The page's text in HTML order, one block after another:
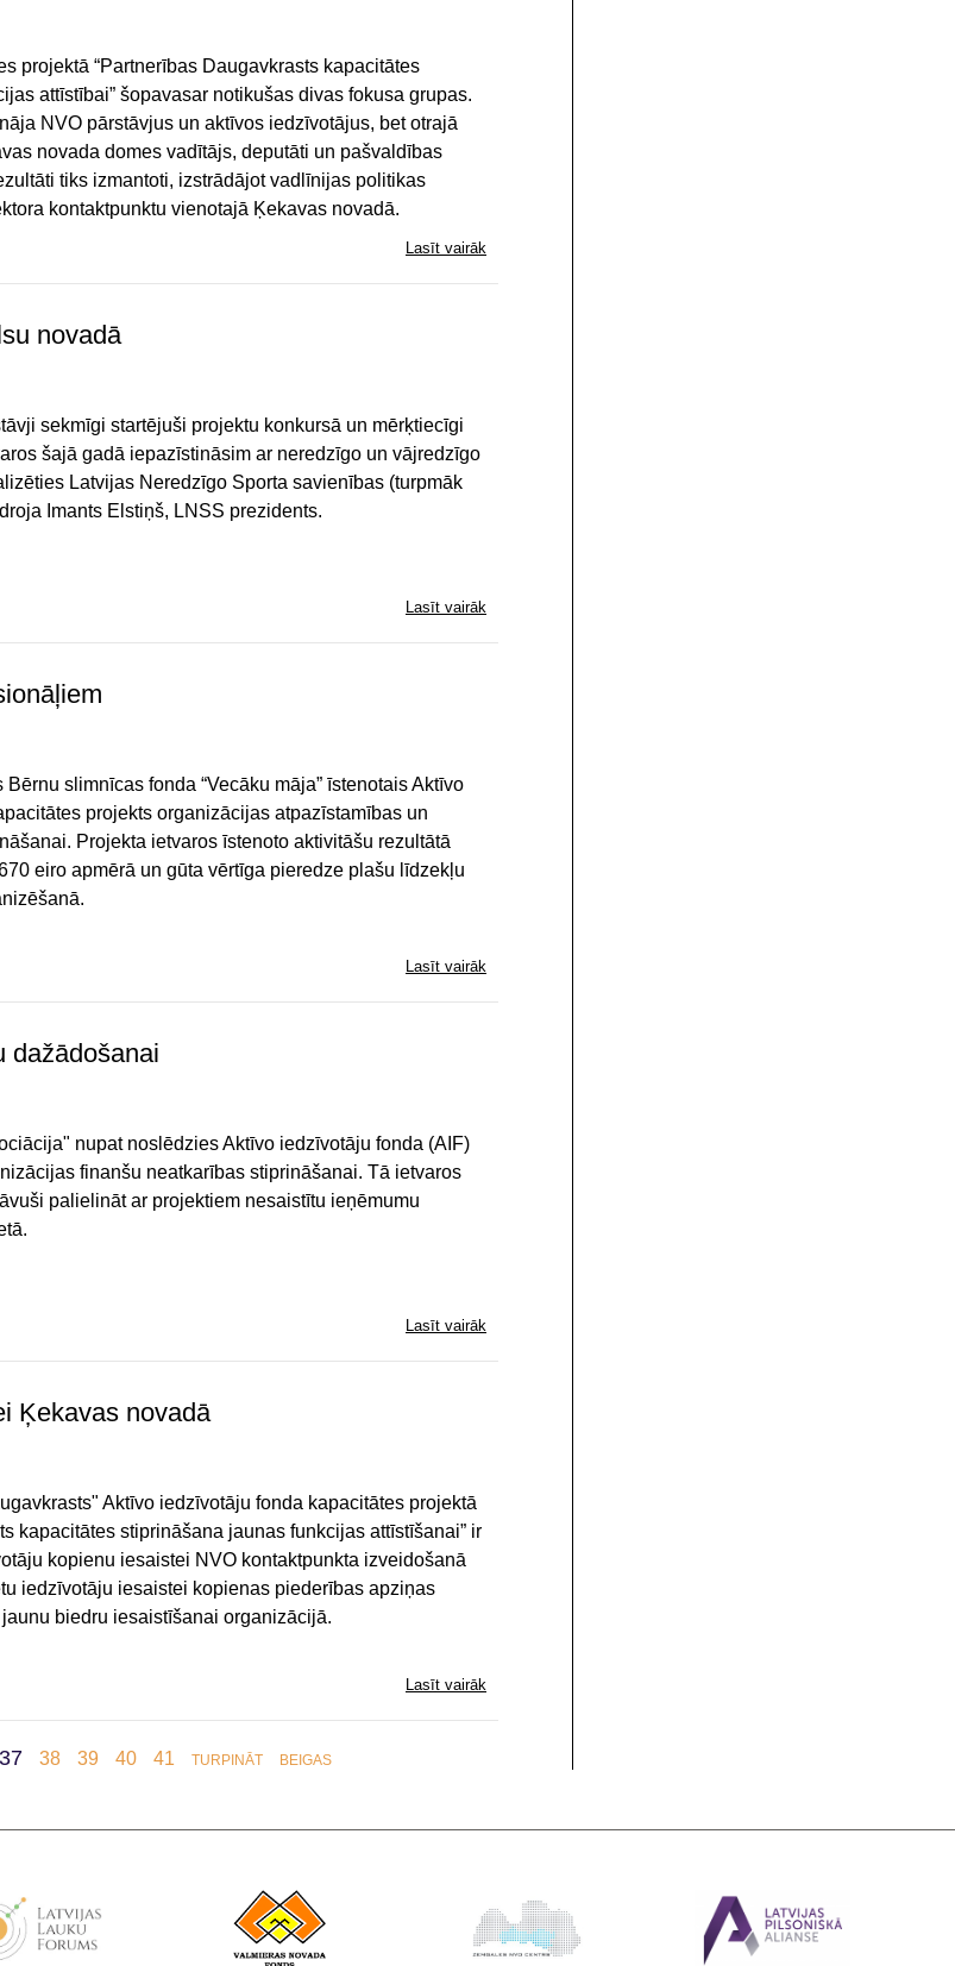
projektā “Partnerības Daugavkrasts kapacitātes
attīstībai” šopavasar notikušas divas fokusa grupas.
NVO pārstāvjus un aktīvos iedzīvotājus, bet otrajā
novada domes vadītājs, deputāti un pašvaldības
tiks izmantoti, izstrādājot vadlīnijas politikas
kontaktpunktu vienotajā Ķekavas novadā.
Lasīt vairāk
novadā
sekmīgi startējuši projektu konkursā un mērķtiecīgi
šajā gadā iepazīstināsim ar neredzīgo un vājredzīgo
Latvijas Neredzīgo Sporta savienības (turpmāk
Imants Elstiņš, LNSS prezidents.
Lasīt vairāk
slimnīcas fonda “Vecāku māja” īstenotais Aktīvo
projekts organizācijas atpazīstamības un
Projekta ietvaros īstenoto aktivitāšu rezultātā
eiro apmērā un gūta vērtīga pieredze plašu līdzekļu
Lasīt vairāk
dažādošanai
nupat noslēdzies Aktīvo iedzīvotāju fonda (AIF)
finanšu neatkarības stiprināšanai. Tā ietvaros
palielināt ar projektiem nesaistītu ieņēmumu
Lasīt vairāk
Ķekavas novadā
Aktīvo iedzīvotāju fonda kapacitātes projektā
kapacitātes stiprināšana jaunas funkcijas attīstīšanai” ir
kopienu iesaistei NVO kontaktpunkta izveidošanā
iedzīvotāju iesaistei kopienas piederības apziņas
biedru iesaistīšanai organizācijā.
Lasīt vairāk
37 38 39 40 41 TURPINĀT BEIGAS